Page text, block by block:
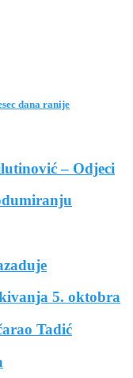
dana ranije
– Odjeci
5. oktobra
Tadić